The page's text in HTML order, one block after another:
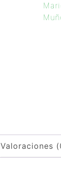
Valoraciones